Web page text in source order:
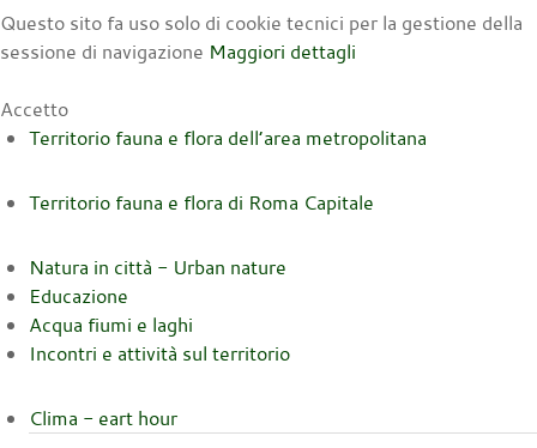
Questo sito fa uso solo di cookie tecnici per la gestione della
sessione di navigazione Maggiori dettagli
Accetto
Territorio fauna e flora dell’area metropolitana
Territorio fauna e flora di Roma Capitale
Natura in città - Urban nature
Educazione
Acqua fiumi e laghi
Incontri e attività sul territorio
Clima - eart hour